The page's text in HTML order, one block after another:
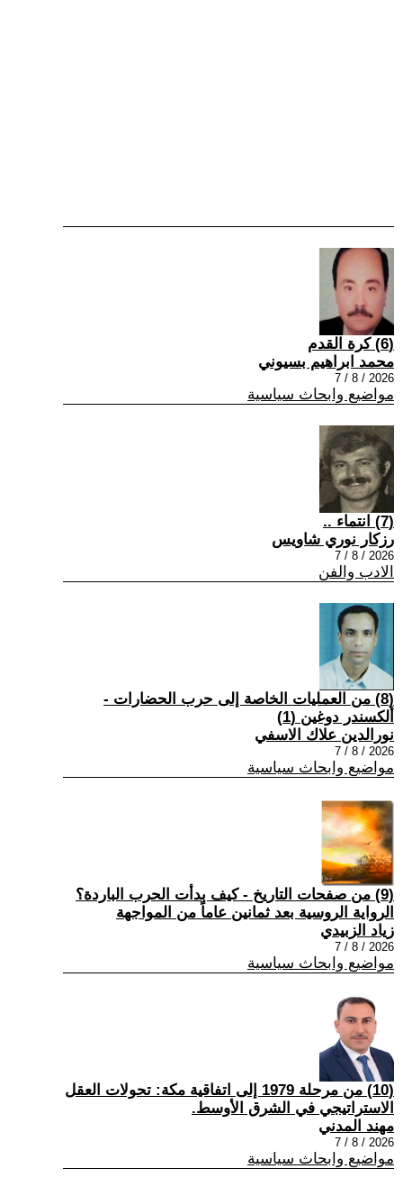
(6) كرة القدم
محمد ابراهيم بسيوني
2026 / 8 / 7
مواضيع وابحاث سياسية
(7) انتماء ..
رزكار نوري شاويس
2026 / 8 / 7
الادب والفن
(8) من العمليات الخاصة إلى حرب الحضارات -
ألكسندر دوغين (1)
نورالدين علاك الاسفي
2026 / 8 / 7
مواضيع وابحاث سياسية
(9) من صفحات التاريخ - كيف بدأت الحرب الباردة؟
الرواية الروسية بعد ثمانين عاماً من المواجهة
زياد الزبيدي
2026 / 8 / 7
مواضيع وابحاث سياسية
(10) من مرحلة 1979 إلى اتفاقية مكة: تحولات العقل
الاستراتيجي في الشرق الأوسط.
مهند المدني
2026 / 8 / 7
مواضيع وابحاث سياسية